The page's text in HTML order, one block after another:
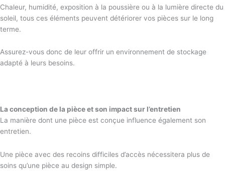
Chaleur, humidité, exposition à la poussière ou à la lumière directe du
soleil, tous ces éléments peuvent détériorer vos pièces sur le long
terme.
Assurez-vous donc de leur offrir un environnement de stockage
adapté à leurs besoins.
La conception de la pièce et son impact sur l’entretien
La manière dont une pièce est conçue influence également son
entretien.
Une pièce avec des recoins difficiles d’accès nécessitera plus de
soins qu’une pièce au design simple.